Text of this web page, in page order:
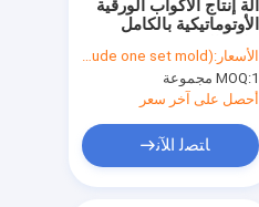
آلة إنتاج الأكواب الورقية
الأوتوماتيكية بالكامل
4KW
الأسعار:USD$ 13,980/ set (include one set mold)
MOQ:1 مجموعة
أحصل على آخر سعر
ﺎﺘﺼﻟ ﺍﻶﻧ